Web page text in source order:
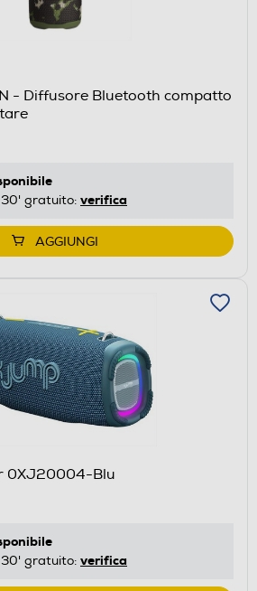
- Diffusore Bluetooth compatto
30' gratuito: verifica
AGGIUNGI
0XJ20004-Blu
30' gratuito: verifica